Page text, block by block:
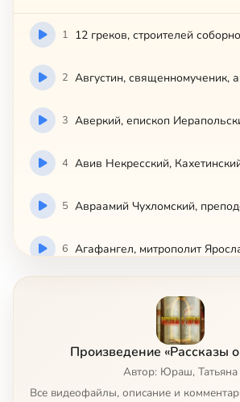
1
2
3
4
5
6
Адриан и Наталия, мученики
Адриан Пошехонский,
Произведение «Рассказы
Автор: Юраш, Татьяна
Все видеофайлы, описание и